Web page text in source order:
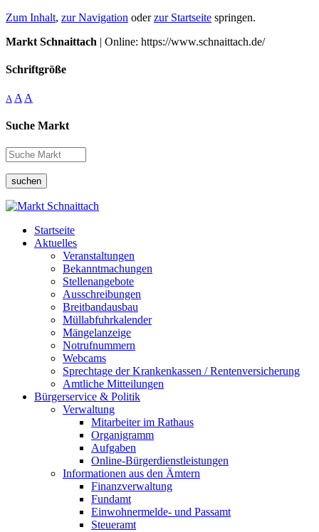
Zum Inhalt, zur Navigation oderzur Startseite springen.
Markt Schnaittach | Online: https://www.schnaittach.de/
Schriftgröße
A A A
Suche Markt
suchen
Startseite
Aktuelles
Veranstaltungen
Bekanntmachungen
Stellenangebote
Ausschreibungen
Breitbandausbau
Müllabfuhrkalender
Mängelanzeige
Notrufnummern
Webcams
Sprechtage der Krankenkassen / Rentenversicherung
Amtliche Mitteilungen
Bürgerservice & Politik
Verwaltung
Mitarbeiter im Rathaus
Organigramm
Aufgaben
Online-Bürgerdienstleistungen
Informationen aus den Ämtern
Finanzverwaltung
Fundamt
Einwohnermelde- und Passamt
Steueramt